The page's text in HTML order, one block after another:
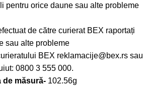
pentru orice daune sau alte probleme
de către curierat BEX raportați
sau alte probleme
BEX reklamacije@bex.rs sau
0800 3 555 000.
de măsură- 102.56g